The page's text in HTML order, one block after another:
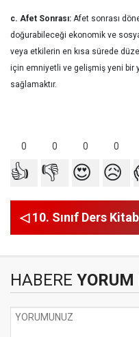
c. Afet Sonrası: Afet sonrası
doğurabileceği ekonomik ve
veya etkilerin en kısa sürede
için emniyetli ve gelişmiş yeni bir
sağlamaktır.
0 0 0 0
👍 👎 😍 😥
◁ 10. Sınıf Ders
HABERE